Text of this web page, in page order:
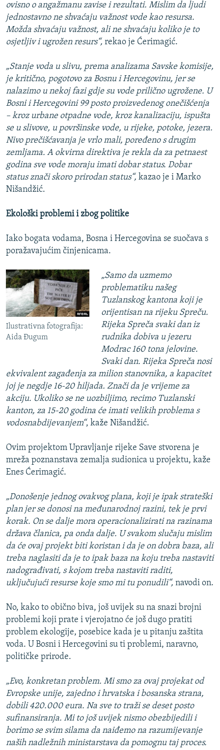
ovisno o angažmanu zavise i rezultati. Mislim da ljudi
jednostavno ne shvaćaju važnost vode kao resursa.
Možda shvaćaju važnost, ali ne shvaćaju koliko je to
osjetljiv i ugrožen resurs“, rekao je Ćerimagić.
„Stanje voda u slivu, prema analizama Savske komisije,
je kritično, pogotovo za Bosnu i Hercegovinu, jer se
nalazimo u nekoj fazi gdje su vode prilično ugrožene. U
Bosni i Hercegovini 99 posto proizvedenog onečišćenja
– kroz urbane otpadne vode, kroz kanalizaciju, ispušta
se u slivove, u površinske vode, u rijeke, potoke, jezera.
Nivo prečišćavanja je vrlo mali, poređeno s drugim
zemljama. A okvirna direktiva je rekla da za petnaest
godina sve vode moraju imati dobar status. Dobar
status znači skoro prirodan status“, kazao je i Marko
Nišandžić.
Ekološki problemi i zbog politike
Iako bogata vodama, Bosna i Hercegovina se suočava s
poražavajućim činjenicama.
Ilustrativna fotografija:
Aida Đugum
„Samo da uzmemo
problematiku našeg
Tuzlanskog kantona koji je
orijentisan na rijeku Spreču.
Rijeka Spreča svaki dan iz
rudnika dobiva u jezeru
Modrac 160 tona jelovine.
Svaki dan. Rijeka Spreča nosi
ekvivalent zagađenja za milion stanovnika, a kapacitet
joj je negdje 16-20 hiljada. Znači da je vrijeme za
akciju. Ukoliko se ne uozbiljimo, recimo Tuzlanski
kanton, za 15-20 godina će imati velikih problema s
vodosnabdijevanjem“, kaže Nišandžić.
Ovim projektom Upravljanje rijeke Save stvorena je
mreža poznanstava zemalja sudionica u projektu, kaže
Enes Ćerimagić.
„Donošenje jednog ovakvog plana, koji je ipak strateški
plan jer se donosi na međunarodnoj razini, tek je prvi
korak. On se dalje mora operacionalizirati na razinama
država članica, pa onda dalje. U svakom slučaju mislim
da će ovaj projekt biti koristan i da je on dobra baza, ali
treba naglasiti da je to ipak baza na koju treba nastaviti
nadograđivati, s kojom treba nastaviti raditi,
uključujući resurse koje smo mi tu ponudili“, navodi on.
No, kako to obično biva, još uvijek su na snazi brojni
problemi koji prate i vjerojatno će još dugo pratiti
problem ekologije, posebice kada je u pitanju zaštita
voda. U Bosni i Hercegovini su ti problemi, naravno,
političke prirode.
„Evo, konkretan problem. Mi smo za ovaj projekat od
Evropske unije, zajedno i hrvatska i bosanska strana,
dobili 420.000 eura. Na sve to traži se deset posto
sufinansiranja. Mi to još uvijek nismo obezbijedili i
borimo se svim silama da naiđemo na razumijevanje
naših nadležnih ministarstava da pomognu taj proces.